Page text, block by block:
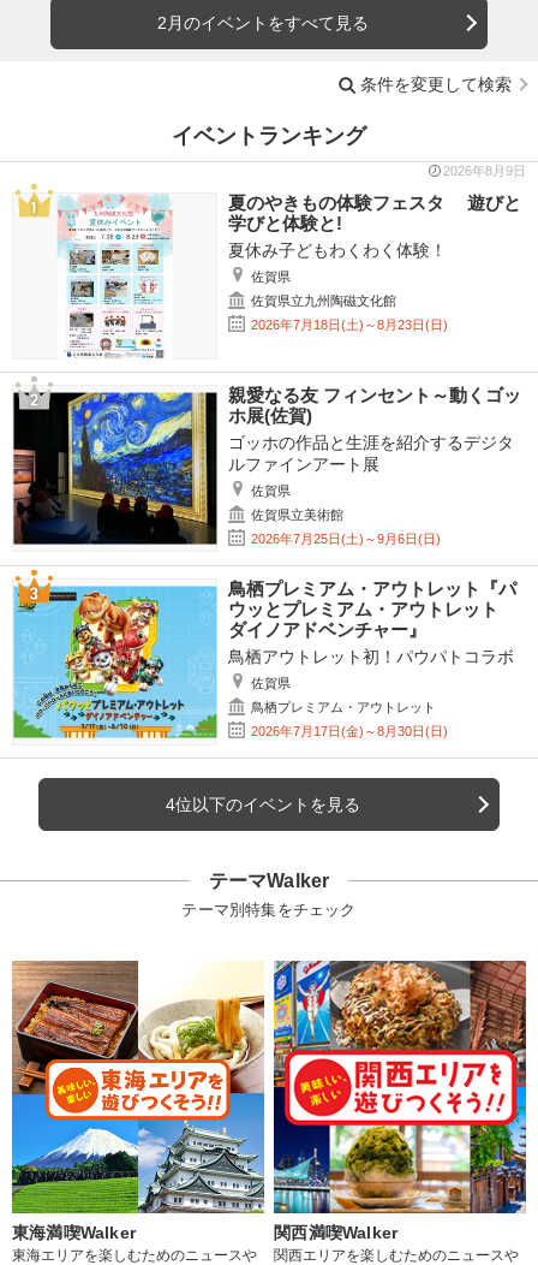
2月のイベントをすべて見る
条件を変更して検索
イベントランキング
2026年8月9日
夏のやきもの体験フェスタ 遊びと
学びと体験と!
夏休み子どもわくわく体験！
佐賀県
佐賀県立九州陶磁文化館
2026年7月18日(土)～8月23日(日)
親愛なる友 フィンセント～動くゴッ
ホ展(佐賀)
ゴッホの作品と生涯を紹介するデジタ
ルファインアート展
佐賀県
佐賀県立美術館
2026年7月25日(土)～9月6日(日)
鳥栖プレミアム・アウトレット『パ
ウッとプレミアム・アウトレット
ダイノアドベンチャー』
鳥栖アウトレット初！パウパトコラボ
佐賀県
鳥栖プレミアム・アウトレット
2026年7月17日(金)～8月30日(日)
4位以下のイベントを見る
テーマWalker
テーマ別特集をチェック
東海満喫Walker
東海エリアを楽しむためのニュースや
関西満喫Walker
関西エリアを楽しむためのニュースや